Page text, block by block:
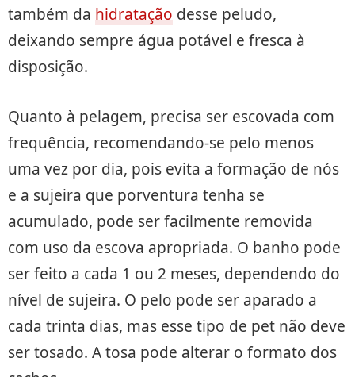
também da hidratação desse peludo,
deixando sempre água potável e fresca à
disposição.
Quanto à pelagem, precisa ser escovada com
frequência, recomendando-se pelo menos
uma vez por dia, pois evita a formação de nós
e a sujeira que porventura tenha se
acumulado, pode ser facilmente removida
com uso da escova apropriada. O banho pode
ser feito a cada 1 ou 2 meses, dependendo do
nível de sujeira. O pelo pode ser aparado a
cada trinta dias, mas esse tipo de pet não deve
ser tosado. A tosa pode alterar o formato dos